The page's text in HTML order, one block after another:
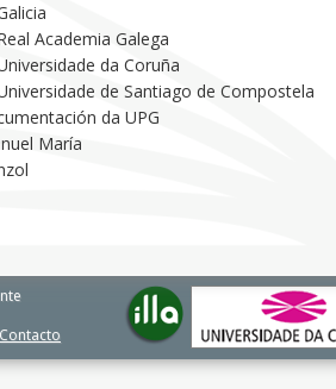
Academia Galega
da Coruña
de Santiago de Compostela
da UPG
María
Contacto